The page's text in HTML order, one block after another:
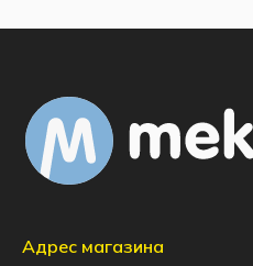
Адрес магазина